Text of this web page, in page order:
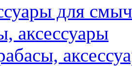
для
аксессуары